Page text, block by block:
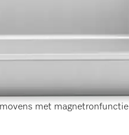
met magnetronfunctie